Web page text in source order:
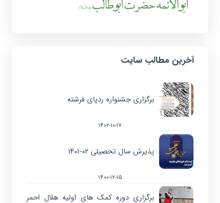
آخرین مطالب سایت
برگزاری جشنواره ردپای فرشته
۱۴۰۲-۱۰-۱۷
پذیرش سال تحصیلی ۰۲-۱۴۰۱
۱۴۰۰-۱۲-۱۵
برگزاری دوره کمک های اولیه هلال احمر